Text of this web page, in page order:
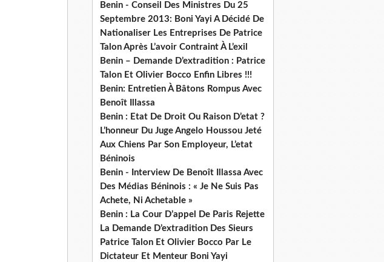
Benin - Conseil Des Ministres Du 25
Septembre 2013: Boni Yayi A Décidé De
Nationaliser Les Entreprises De Patrice
Talon Après L’avoir Contraint À L’exil
Benin – Demande D’extradition : Patrice
Talon Et Olivier Bocco Enfin Libres !!!
Benin: Entretien À Bâtons Rompus Avec
Benoît Illassa
Benin : Etat De Droit Ou Raison D’etat ?
L’honneur Du Juge Angelo Houssou Jeté
Aux Chiens Par Son Employeur, L’etat
Béninois
Benin - Interview De Benoît Illassa Avec
Des Médias Béninois : « Je Ne Suis Pas
Achete, Ni Achetable »
Benin : La Cour D’appel De Paris Rejette
La Demande D’extradition Des Sieurs
Patrice Talon Et Olivier Bocco Par Le
Dictateur Et Menteur Boni Yayi